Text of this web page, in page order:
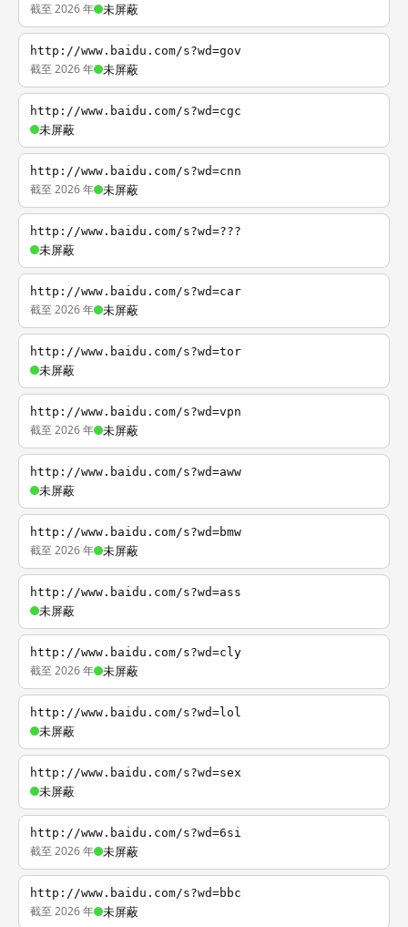
截至 2026 年 未屏蔽
http://www.baidu.com/s?wd=gov
截至 2026 年 未屏蔽
http://www.baidu.com/s?wd=cgc
未屏蔽
http://www.baidu.com/s?wd=cnn
截至 2026 年 未屏蔽
http://www.baidu.com/s?wd=???
未屏蔽
http://www.baidu.com/s?wd=car
截至 2026 年 未屏蔽
http://www.baidu.com/s?wd=tor
未屏蔽
http://www.baidu.com/s?wd=vpn
截至 2026 年 未屏蔽
http://www.baidu.com/s?wd=aww
未屏蔽
http://www.baidu.com/s?wd=bmw
截至 2026 年 未屏蔽
http://www.baidu.com/s?wd=ass
未屏蔽
http://www.baidu.com/s?wd=cly
截至 2026 年 未屏蔽
http://www.baidu.com/s?wd=lol
未屏蔽
http://www.baidu.com/s?wd=sex
未屏蔽
http://www.baidu.com/s?wd=6si
截至 2026 年 未屏蔽
http://www.baidu.com/s?wd=bbc
截至 2026 年 未屏蔽